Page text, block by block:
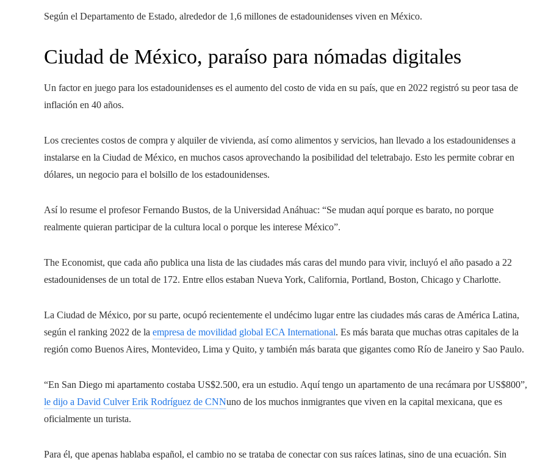
Según el Departamento de Estado, alrededor de 1,6 millones de estadounidenses viven en México.
Ciudad de México, paraíso para nómadas digitales
Un factor en juego para los estadounidenses es el aumento del costo de vida en su país, que en 2022 registró su peor tasa de
inflación en 40 años.
Los crecientes costos de compra y alquiler de vivienda, así como alimentos y servicios, han llevado a los estadounidenses a
instalarse en la Ciudad de México, en muchos casos aprovechando la posibilidad del teletrabajo. Esto les permite cobrar en
dólares, un negocio para el bolsillo de los estadounidenses.
Así lo resume el profesor Fernando Bustos, de la Universidad Anáhuac: “Se mudan aquí porque es barato, no porque
realmente quieran participar de la cultura local o porque les interese México”.
The Economist, que cada año publica una lista de las ciudades más caras del mundo para vivir, incluyó el año pasado a 22
estadounidenses de un total de 172. Entre ellos estaban Nueva York, California, Portland, Boston, Chicago y Charlotte.
La Ciudad de México, por su parte, ocupó recientemente el undécimo lugar entre las ciudades más caras de América Latina,
según el ranking 2022 de la empresa de movilidad global ECA International. Es más barata que muchas otras capitales de la
región como Buenos Aires, Montevideo, Lima y Quito, y también más barata que gigantes como Río de Janeiro y Sao Paulo.
“En San Diego mi apartamento costaba US$2.500, era un estudio. Aquí tengo un apartamento de una recámara por US$800”,
le dijo a David Culver Erik Rodríguez de CNNuno de los muchos inmigrantes que viven en la capital mexicana, que es
oficialmente un turista.
Para él, que apenas hablaba español, el cambio no se trataba de conectar con sus raíces latinas, sino de una ecuación. Sin